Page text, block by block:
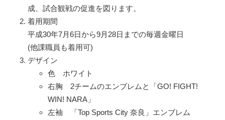
成、試合観戦の促進を図ります。
着用期間
平成30年7月6日から9月28日までの毎週金曜日
(他課職員も着用可)
デザイン
色 ホワイト
右胸 2チームのエンブレムと「GO! FIGHT!
WIN! NARA」
左袖 「Top Sports City 奈良」エンブレム